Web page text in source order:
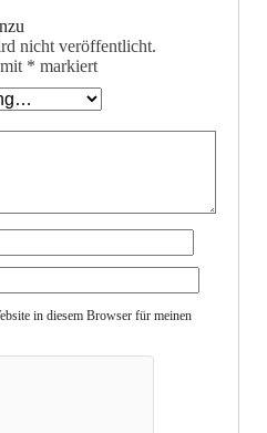
nicht veröffentlicht.
* markiert
in diesem Browser für meinen